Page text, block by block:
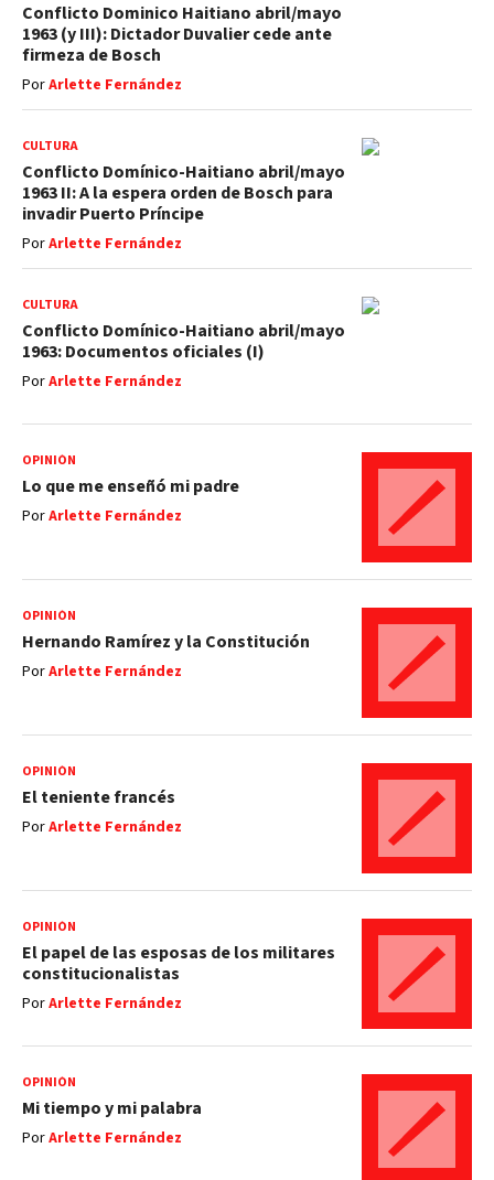
Conflicto Dominico Haitiano abril/mayo
1963 (y III): Dictador Duvalier cede ante
firmeza de Bosch
PorArlette Fernández
CULTURA
Conflicto Domínico-Haitiano abril/mayo
1963 II: A la espera orden de Bosch para
invadir Puerto Príncipe
PorArlette Fernández
CULTURA
Conflicto Domínico-Haitiano abril/mayo
1963: Documentos oficiales (I)
PorArlette Fernández
OPINIÓN
Lo que me enseñó mi padre
PorArlette Fernández
OPINIÓN
Hernando Ramírez y la Constitución
PorArlette Fernández
OPINIÓN
El teniente francés
PorArlette Fernández
OPINIÓN
El papel de las esposas de los militares
constitucionalistas
PorArlette Fernández
OPINIÓN
Mi tiempo y mi palabra
PorArlette Fernández